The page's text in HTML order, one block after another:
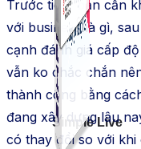
Simple Live
Trước tiên, bạn cần
với businesslà gì,
cạnh đánh giá cấp độ
vẫn ko chắc chắn
thành công bằng
đang xây dựnglâu
có thay đổi so với